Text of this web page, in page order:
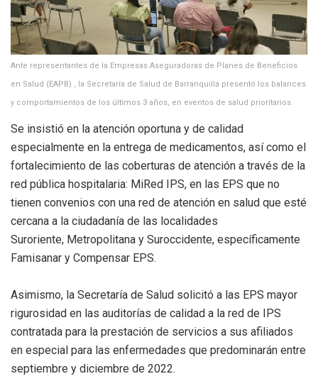
Ante representantes de la Empresas Aseguradoras de Planes de Beneficios
en Salud (EAPB) , la Secretaría de Salud de Barranquilla presentó los balances
y comportamientos de los últimos 3 años, en eventos de salud prioritarios.
Se insistió en la atención oportuna y de calidad
especialmente en la entrega de medicamentos, así como el
fortalecimiento de las coberturas de atención a través de la
red pública hospitalaria: MiRed IPS, en las EPS que no
tienen convenios con una red de atención en salud que esté
cercana a la ciudadanía de las localidades
Suroriente, Metropolitana y Suroccidente, específicamente
Famisanar y Compensar EPS.
Asimismo, la Secretaría de Salud solicitó a las EPS mayor
rigurosidad en las auditorías de calidad a la red de IPS
contratada para la prestación de servicios a sus afiliados
en especial para las enfermedades que predominarán entre
septiembre y diciembre de 2022.